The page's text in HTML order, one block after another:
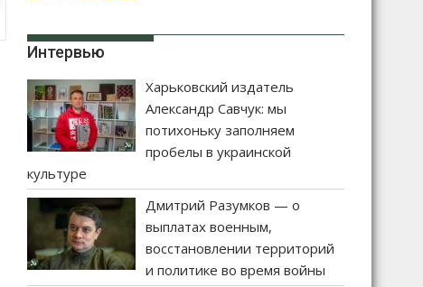
Интервью
Харьковский издатель
Александр Савчук: мы
потихоньку заполняем
пробелы в украинской
культуре
Дмитрий Разумков — о
выплатах военным,
восстановлении территорий
и политике во время войны